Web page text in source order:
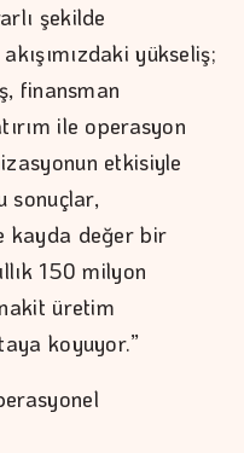
şekilde
yükseliş;
finansman
ile operasyon
etkisiyle
sonuçlar,
kayda değer bir
150 milyon
üretim
koyuyor.”